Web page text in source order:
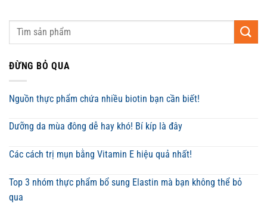
ĐỪNG BỎ QUA
Nguồn thực phẩm chứa nhiều biotin bạn cần biết!
Dưỡng da mùa đông dễ hay khó! Bí kíp là đây
Các cách trị mụn bằng Vitamin E hiệu quả nhất!
Top 3 nhóm thực phẩm bổ sung Elastin mà bạn không thể bỏ
qua